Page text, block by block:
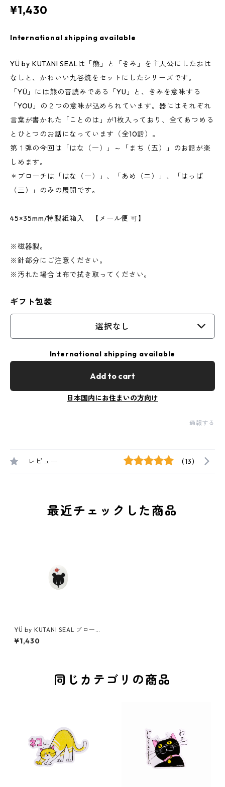
¥1,430
International shipping available
YÜ by KUTANI SEALは「熊」と「きみ」を主人公にしたおは
なしと、かわいい九谷焼をセットにしたシリーズです。
「YÜ」には熊の音読みである「YU」と、きみを意味する
「YOU」の２つの意味が込められています。器にはそれぞれ
言葉が書かれた「ことのは」が1枚入っており、全てあつめる
とひとつのお話になっています（全10話）。
第１弾の今回は「はな（一）」～「まち（五）」のお話が楽
しめます。
＊ブローチは「はな（一）」、「あめ（二）」、「はっぱ
（三）」のみの展開です。
45×35mm/特製紙箱入 【メール便 可】
※磁器製。
※針部分にご注意ください。
※汚れた場合は布で拭き取ってください。
ギフト包装
選択なし
International shipping available
Add to cart
日本国内にお住まいの方向け
通報する
レビュー (13)
最近チェックした商品
YÜ by KUTANI SEAL ブローチ
はっぱ(三)
¥1,430
同じカテゴリの商品